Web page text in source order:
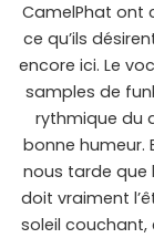
CamelPhat ont
ce qu’ils
encore ici. Le
samples de
rythmique du
bonne humeur.
nous tarde que
doit vraiment
soleil couchant,